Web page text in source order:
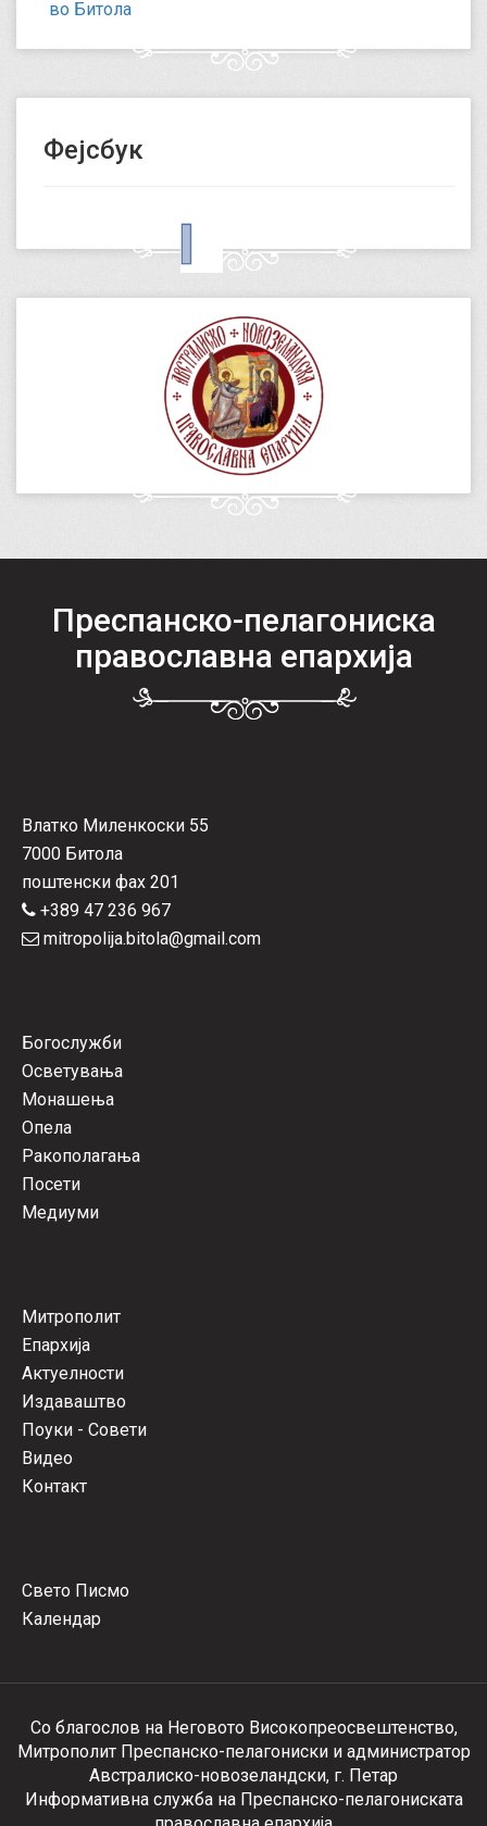
во Битола
Фејсбук
Преспанско-пелагониска
православна епархија
Влатко Миленкоски 55
7000 Битола
поштенски фах 201
+389 47 236 967
mitropolija.bitola@gmail.com
Богослужби
Осветувања
Монашења
Опела
Ракополагања
Посети
Медиуми
Митрополит
Епархија
Актуелности
Издаваштво
Поуки - Совети
Видео
Контакт
Свето Писмо
Календар
Со благослов на Неговото Високопреосвештенство,
Митрополит Преспанско-пелагониски и администратор
Австралиско-новозеландски, г. Петар
Информативна служба на Преспанско-пелагониската